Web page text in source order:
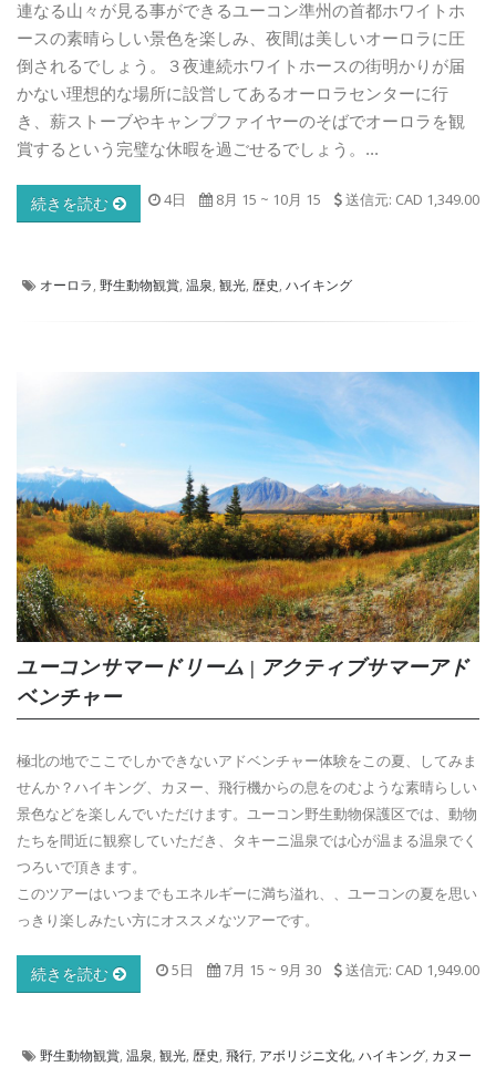
連なる山々が見る事ができるユーコン準州の首都ホワイトホ
ースの素晴らしい景色を楽しみ、夜間は美しいオーロラに圧
倒されるでしょう。３夜連続ホワイトホースの街明かりが届
かない理想的な場所に設営してあるオーロラセンターに行
き、薪ストーブやキャンプファイヤーのそばでオーロラを観
賞するという完璧な休暇を過ごせるでしょう。...
4日 8月 15 ~ 10月 15 送信元: CAD 1,349.00
続きを読む
オーロラ 野生動物観賞 温泉 観光 歴史 ハイキング
ユーコンサマードリーム | アクティブサマーアド
ベンチャー
極北の地でここでしかできないアドベンチャー体験をこの夏、してみま
せんか？ハイキング、カヌー、飛行機からの息をのむような素晴らしい
景色などを楽しんでいただけます。ユーコン野生動物保護区では、動物
たちを間近に観察していただき、タキーニ温泉では心が温まる温泉でく
つろいで頂きます。
このツアーはいつまでもエネルギーに満ち溢れ、、ユーコンの夏を思い
っきり楽しみたい方にオススメなツアーです。
5日 7月 15 ~ 9月 30 送信元: CAD 1,949.00
続きを読む
野生動物観賞 温泉 観光 歴史 飛行 アボリジニ文化 ハイキング カヌー